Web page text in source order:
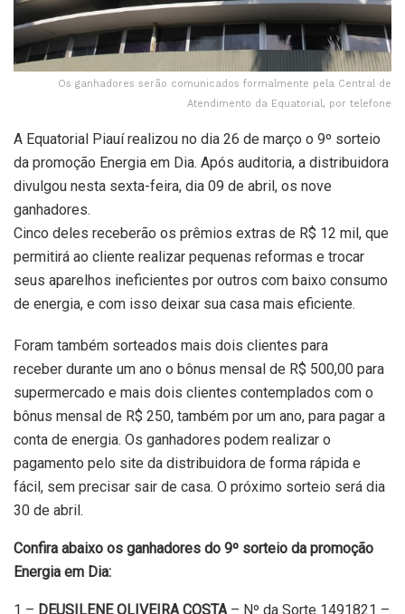
Os ganhadores serão comunicados formalmente pela Central de
Atendimento da Equatorial, por telefone
A Equatorial Piauí realizou no dia 26 de março o 9º sorteio
da promoção Energia em Dia. Após auditoria, a distribuidora
divulgou nesta sexta-feira, dia 09 de abril, os nove
ganhadores.
Cinco deles receberão os prêmios extras de R$ 12 mil, que
permitirá ao cliente realizar pequenas reformas e trocar
seus aparelhos ineficientes por outros com baixo consumo
de energia, e com isso deixar sua casa mais eficiente.
Foram também sorteados mais dois clientes para
receber durante um ano o bônus mensal de R$ 500,00 para
supermercado e mais dois clientes contemplados com o
bônus mensal de R$ 250, também por um ano, para pagar a
conta de energia. Os ganhadores podem realizar o
pagamento pelo site da distribuidora de forma rápida e
fácil, sem precisar sair de casa. O próximo sorteio será dia
30 de abril.
Confira abaixo os ganhadores do 9º sorteio da promoção
Energia em Dia:
1 – DEUSILENE OLIVEIRA COSTA – Nº da Sorte 1491821 –